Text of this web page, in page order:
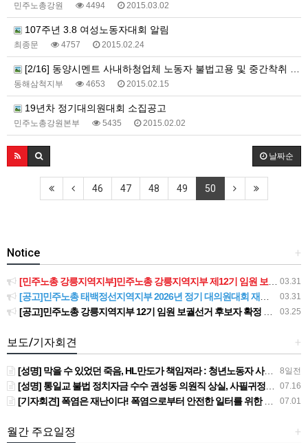
민주노총강원 4494 2015.03.02
107주년 3.8 여성노동자대회 알림
최종문 4757 2015.02.24
[2/16] 동양시멘트 사내하청업체 노동자 불법고용 및 중간착취 규탄과 하청노동자 정규직 전환 촉구 기자회견
동해삼척지부 4653 2015.02.15
19년차 정기대의원대회 소집공고
민주노총강원본부 5435 2015.02.02
날짜순
46 47 48 49 50
+
Notice
03.31
[민주노총 강릉지역지부]민주노총 강릉지역지부 제12기 임원 보궐선거결과 공고
03.31
[공고]민주노총 태백정선지역지부 2026년 정기 대의원대회 재소집 건
03.25
[공고]민주노총 강릉지역지부 12기 임원 보궐선거 후보자 확정 공고
+
보도/기자회견
8일전
[성명] 막을 수 있었던 죽음, HL만도가 책임져라 : 청년노동자 사망사고의 철저한 진상규명과 재발방지 대책 마련하라
07.16
[성명] 통일교 불법 정치자금 수수 권성동 의원직 상실, 사필귀정이다
07.01
[기자회견] 폭염은 재난이다! 폭염으로부터 안전한 일터를 위한 민주노총 강원지역본부 폭염감시단 선포 기자회견
+
월간 주요일정